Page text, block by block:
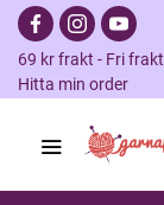
69 kr frakt - Fri
Hitta min order